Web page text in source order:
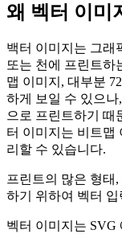
왜 벡터 이미
백터 이미지는 그래
또는 천에 프린트하
맵 이미지, 대부분
하게 보일 수 있으
으로 프린트하기 때
터 이미지는 비트맵
리할 수 있습니다.
프린트의 많은 형태
하기 위하여 벡터
벡터 이미지는 SVG